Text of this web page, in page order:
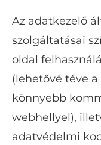
Az adatkezelő
szolgáltatásai
oldal
(lehetővé téve
könnyebb
webhellyel),
adatvédelmi